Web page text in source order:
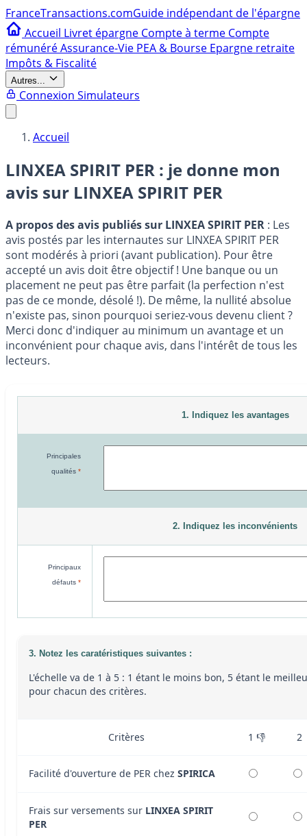
FranceTransactions.comGuide indépendant de l'épargne
Accueil Livret épargne Compte à terme Compte
rémunéréAssurance-Vie PEA & Bourse Epargne retraite
Impôts & Fiscalité
Autres...
Connexion Simulateurs
Accueil
LINXEA SPIRIT PER : je donne mon
avis sur LINXEA SPIRIT PER
A propos des avis publiés sur LINXEA SPIRIT PER : Les
avis postés par les internautes sur LINXEA SPIRIT PER
sont modérés à priori (avant publication). Pour être
accepté un avis doit être objectif ! Une banque ou un
placement ne peut pas être parfait (la perfection n'est
pas de ce monde, désolé !). De même, la nullité absolue
n'existe pas, sinon pourquoi seriez-vous devenu client ?
Merci donc d'indiquer au minimum un avantage et un
inconvénient pour chaque avis, dans l'intérêt de tous les
lecteurs.
1. Indiquez les avantages
Principales
qualités *
2. Indiquez les inconvénients
Principaux
défauts *
3. Notez les caratéristiques suivantes :
L'échelle va de 1 à 5 : 1 étant le moins bon, 5 étant le
pour chacun des critères.
Critères 1 👎 2
Facilité d'ouverture de PER chez SPIRICA
Frais sur versements sur LINXEA SPIRIT
PER